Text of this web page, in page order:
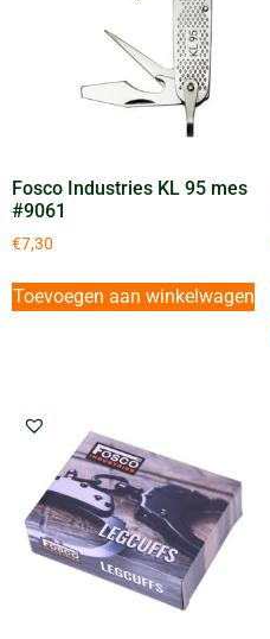
Fosco Industries KL 95 mes
#9061
€7,30
Toevoegen aan winkelwagen